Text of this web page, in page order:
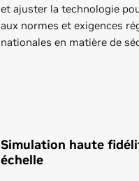
et ajuster la technologie
aux normes et exigences
nationales en matière de
Simulation haute
échelle